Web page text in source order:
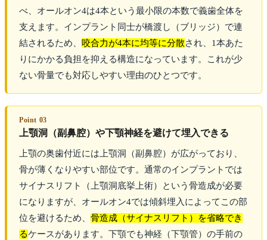
べ、オールオン4は4本という最小限の本数で義歯全体を
支えます。インプラント同士が橋渡し（ブリッジ）で連
結されるため、 咬合力が4本に均等に分散され、1本あた
りにかかる負担を抑える構造になっています。これが少
ない骨量でも対応しやすい理由のひとつです。
Point 03
上顎洞（副鼻腔）や下顎神経を避けて埋入できる
上顎の奥歯付近には上顎洞（副鼻腔）が広がっており、
骨が薄くなりやすい部位です。通常のインプラントでは
サイナスリフト（上顎洞底挙上術）という骨造成が必要
になりますが、オールオン4では傾斜埋入によってこの部
位を避けるため、 骨造成（サイナスリフト）を省略でき
るケースがあります。下顎でも神経（下顎管）の手前の